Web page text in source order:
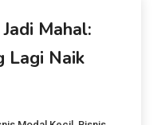
Mahal:
Lagi Naik